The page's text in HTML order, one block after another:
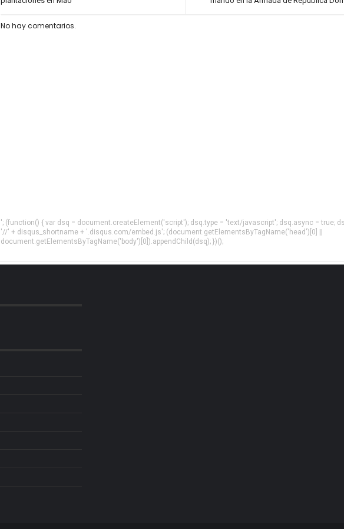
No hay comentarios.
'; (function() { var dsq = document.createElement('script'); dsq.type = 'text/javascript'; dsq.async = true;
'//' + disqus_shortname + '.disqus.com/embed.js'; (document.getElementsByTagName('head')[0] ||
document.getElementsByTagName('body')[0]).appendChild(dsq); })();